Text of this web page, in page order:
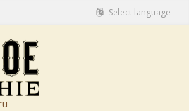
Select language